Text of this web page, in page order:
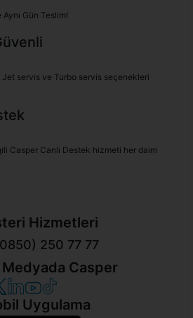
Gün Teslim!
Jet servis ve Turbo servis seçenekleri
Casper Canlı Destek hizmeti her daim
Hizmetleri
250 77 77
Casper
Instagram
Twitter
Casper LinkedIn
Casper YouTube
Casper TikTok
Uygulama